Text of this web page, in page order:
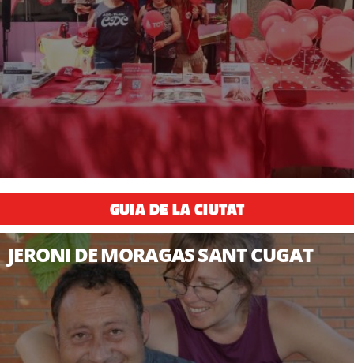
GUIA DE LA CIUTAT
JERONI DE MORAGAS SANT CUGAT